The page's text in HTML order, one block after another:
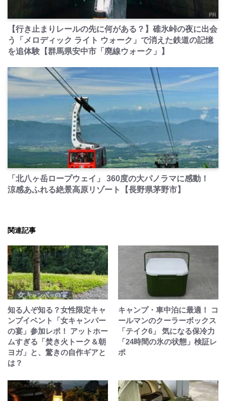
PR
【行き止まりレールの先に何がある？】碓氷峠の夜に出会
う「メロディック ライト ウォーク」で消えた鉄道の記憶
を追体験【群馬県安中市「廃線ウォーク」】
PR
「北八ヶ岳ロープウェイ」 360度の大パノラマに感動！
涼感あふれる絶景高原リゾート【長野県茅野市】
関連記事
知る人ぞ知る？女性限定キャ
ンプイベント「女キャンパー
の宴」参加レポ！ アットホー
ムすぎる「焚き火トーク＆朝
ヨガ」と、驚きの自作ギアと
は？
キャンプ・車中泊に最適！ コ
ールマンのクーラーボックス
「テイク6」 気になる保冷力
「24時間の氷の状態」検証レ
ポ